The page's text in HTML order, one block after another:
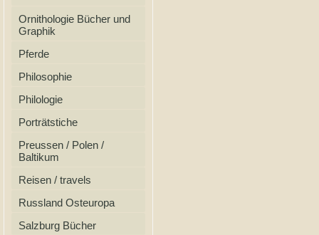
Ornithologie Bücher und
Graphik
Pferde
Philosophie
Philologie
Porträtstiche
Preussen / Polen /
Baltikum
Reisen / travels
Russland Osteuropa
Salzburg Bücher